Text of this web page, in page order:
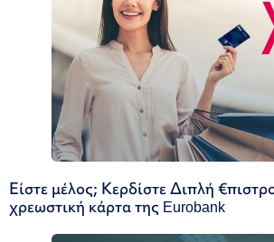
Είστε μέλος; Κερδίστε Διπλή
χρεωστική κάρτα της Eurobank